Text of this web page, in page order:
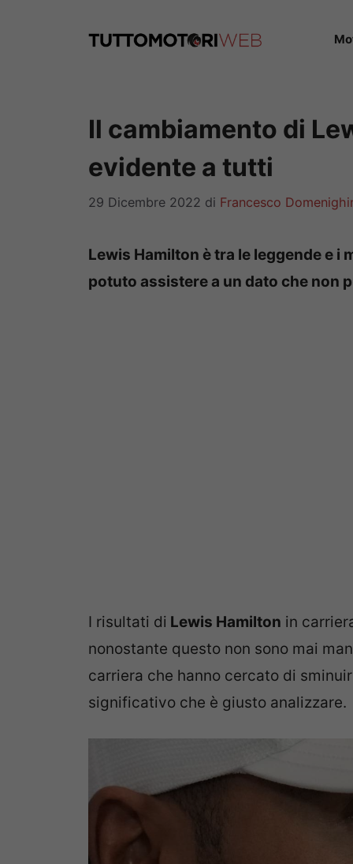
Il cambiamento di
evidente a tutti
29 Dicembre 2022 di Francesco
Lewis Hamilton è tra le leggende e i
potuto assistere a un dato che non
I risultati di Lewis Hamilton in
nonostante questo non sono mai
carriera che hanno cercato di
significativo che è giusto analizzare.